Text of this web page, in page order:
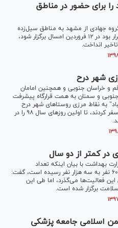
برای حضور در مناطق
جهادی از مشهد به مناطق سیل‌زده
اعزام شده بود، مراسم عقد خود را که قرار بود در ۱۲ فروردین امسال برگزار شود،
انداخت.
شهر درح
قم و خراسان جنوبی و همچنین امامان
و سمنان به همت قرارگاه پیشرفت
به نقاط مرزی روستا‌های شهر درح
برای محرومیت زدایی و خدمت رسانی سفر کردند، تا اولین روز‌های سال ۹۸ را در
بهداشت با بیان اینکه تعداد
متخصصان حاضر در اردو‌های جهادی از ۶۰۰ نفر به سه هزار نفر رسیده است، گفت:
فعالیت‌ها می‌گذرد، اما طی این
اسلامی جامعه پزشکی